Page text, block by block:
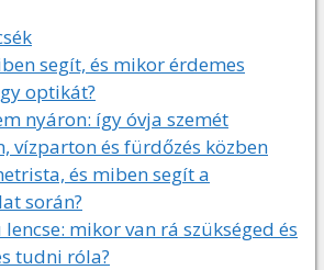
segít, és mikor érdemes
optikát?
nyáron: így óvja szemét
vízparton és fürdőzés közben
és miben segít a
során?
mikor van rá szükséged és
tudni róla?